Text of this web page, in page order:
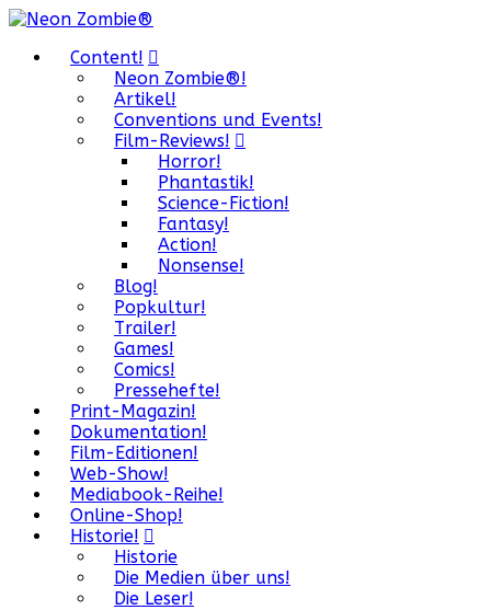
Content!
Neon Zombie®!
Artikel!
Conventions und Events!
Film-Reviews!
Horror!
Phantastik!
Science-Fiction!
Fantasy!
Action!
Nonsense!
Blog!
Popkultur!
Trailer!
Games!
Comics!
Pressehefte!
Print-Magazin!
Dokumentation!
Film-Editionen!
Web-Show!
Mediabook-Reihe!
Online-Shop!
Historie!
Historie
Die Medien über uns!
Die Leser!